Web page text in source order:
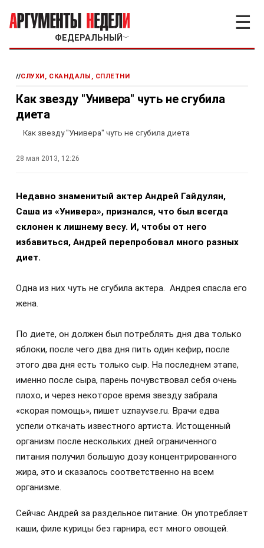
ФЕДЕРАЛЬНЫЙ ﹀
☰
//СЛУХИ, СКАНДАЛЫ, СПЛЕТНИ
Как звезду "Универа" чуть не сгубила
диета
Как звезду "Универа" чуть не сгубила диета
28 мая 2013, 12:26
Недавно знаменитый актер Андрей Гайдулян,
Саша из «Универа», признался, что был всегда
склонен к лишнему весу. И, чтобы от него
избавиться, Андрей перепробовал много разных
диет.
Одна из них чуть не сгубила актера. Андрея спасла его
жена.
По диете, он должен был потреблять дня два только
яблоки, после чего два дня пить один кефир, после
этого два дня есть только сыр. На последнем этапе,
именно после сыра, парень почувствовал себя очень
плохо, и через некоторое время звезду забрала
«скорая помощь», пишет uznayvse.ru. Врачи едва
успели откачать известного артиста. Истощенный
организм после нескольких дней ограниченного
питания получил большую дозу концентрированного
жира, это и сказалось соответственно на всем
организме.
Сейчас Андрей за раздельное питание. Он употребляет
каши, филе курицы без гарнира, ест много овощей.